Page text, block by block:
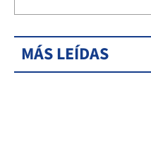
MÁS LEÍDAS